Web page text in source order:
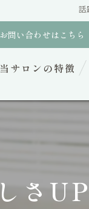
話
お問い合わせはこちら
当サロンの特徴
ヘッドスパ
脱毛 さ